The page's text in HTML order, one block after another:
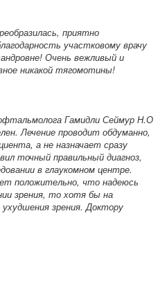
приятно
участковому врачу
Очень вежливый и
никакой тягомотины!
Гамидли Сеймур Н.О
Лечение проводит обдуманно,
а не назначает сразу
точный правильный диагноз,
в глаукомном центре.
положительно, что надеюсь
зрения, то хотя бы на
зрения. Доктору